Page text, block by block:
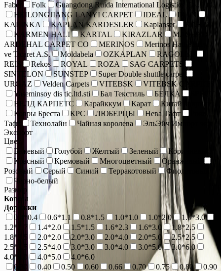
Faber
Folk
Guangdong Ruida International Logistics Co., Ltd.
HEILONGJIANG LANYI CARPET
IDEAL
IRAN
KALINKA
KAPLAN KARDESLER Kaplanser
KARAT
KARMEN HALI
KARTAL KIRAZLAR
MASHAD
ARDEHAL CARPET CO
MERINOS
Merinos Hall Sanayi
ve Ticaret A.S.
Moldabela OZKAPLAN
RAGOLLE
REIS
Rekos ROYAL ROZA
SAG CARPETS
SINTELON
SUNSTEP
Super Double shuttle carpet
URGAZ
Velden Carpets VITEBSK
VITEBSK CARPETS
Yaseminsoy dis tic.ltd.sti
Бал Текстиль БЕЛКА
БРЕСТ
ВЕЛД КАРПЕТС
Карайккум Карат
Китай коврики
Ковры Бреста
КРС ЛЮБЕРЦЫ Нева Тафт
Тафт
Технолайн Чайная королева
ЭльЭйч Импорт энд
Экспорт
Цвет
Бежевый
Голубой Желтый Зеленый
Коричневый
Красный
Кремовый Многоцветный
Оранжевый
Розовый
Серый Синий Терракотовый
Фиолетовый
Черно-белый
Размер
Ковры
Дорожки
0.4*0.4
0.6*1.1 0.8*1.5 1.0*1.0 1.0*2.0
1.0*3.0
1.2*1.7
1.4*2.0 1.5*1.5 1.6*2.3 1.6*3.0
1.8*2.5
1.8*3.5
2.0*2.0 2.0*3.0 2.0*4.0 2.0*5.0
2.5*2.5
2.5*3.5
2.5*4.0 3.0*3.0 3.0*4.0 3.0*5.0
3.0*6.0
4.0*4.0
4.0*5.0
4.0*6.0
0.30
0.40 0.50 0.60 0.66 0.70 0.75 0.80
0.90